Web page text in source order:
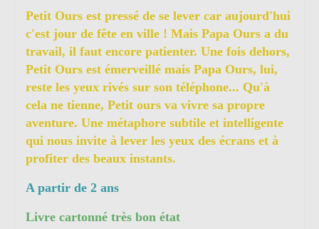
Petit Ours est pressé de se lever car aujourd'hui
c'est jour de fête en ville ! Mais Papa Ours a du
travail, il faut encore patienter. Une fois dehors,
Petit Ours est émerveillé mais Papa Ours, lui,
reste les yeux rivés sur son téléphone... Qu'à
cela ne tienne, Petit ours va vivre sa propre
aventure. Une métaphore subtile et intelligente
qui nous invite à lever les yeux des écrans et à
profiter des beaux instants.
A partir de 2 ans
Livre cartonné très bon état